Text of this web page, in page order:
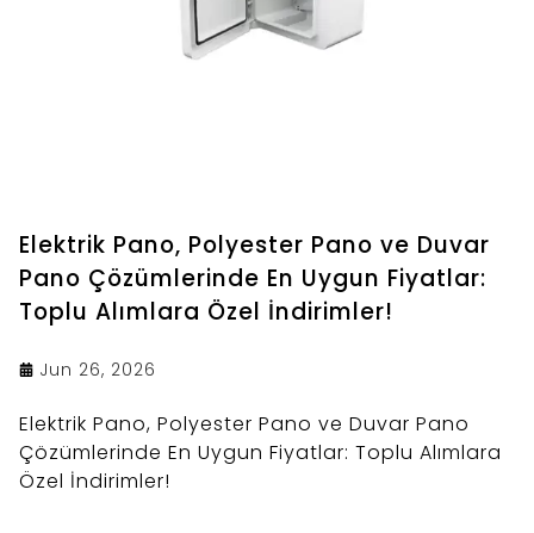
Elektrik Pano, Polyester Pano ve Duvar
Pano Çözümlerinde En Uygun Fiyatlar:
Toplu Alımlara Özel İndirimler!
Jun 26, 2026
Elektrik Pano, Polyester Pano ve Duvar Pano
Çözümlerinde En Uygun Fiyatlar: Toplu Alımlara
Özel İndirimler!